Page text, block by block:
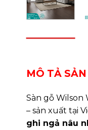
MÔ TẢ
Sàn gỗ
– sản xuất tại
ghi ngả nâu